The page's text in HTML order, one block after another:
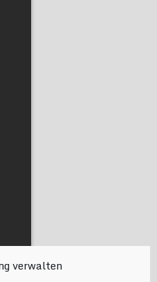
verwalten